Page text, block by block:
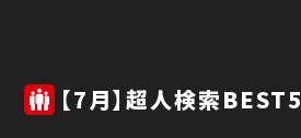
【7月】超人検索BEST5